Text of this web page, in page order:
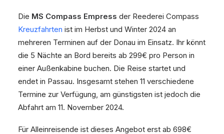
Die MS Compass Empress der Reederei Compass
Kreuzfahrten ist im Herbst und Winter 2024 an
mehreren Terminen auf der Donau im Einsatz. Ihr könnt
die 5 Nächte an Bord bereits ab 299€ pro Person in
einer Außenkabine buchen. Die Reise startet und
endet in Passau. Insgesamt stehen 11 verschiedene
Termine zur Verfügung, am günstigsten ist jedoch die
Abfahrt am 11. November 2024.
Für Alleinreisende ist dieses Angebot erst ab 698€